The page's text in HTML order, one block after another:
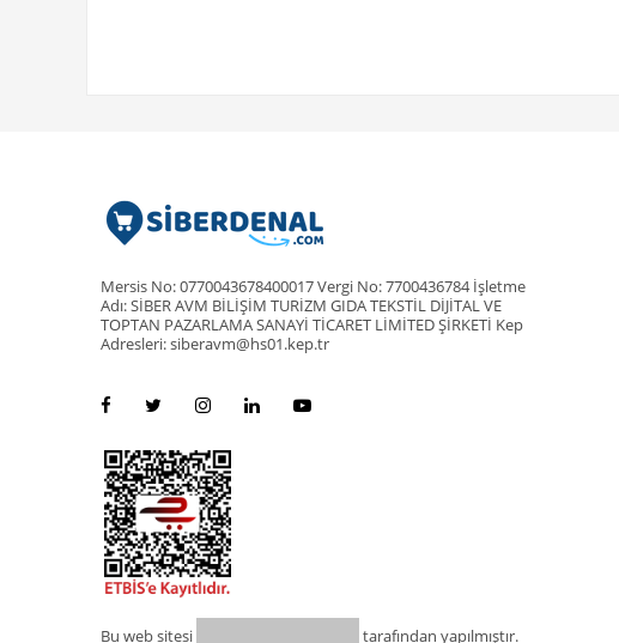
Mersis No: 0770043678400017 Vergi No: 7700436784 İşletme
Adı: SİBER AVM BİLİŞİM TURİZM GIDA TEKSTİL DİJİTAL VE
TOPTAN PAZARLAMA SANAYİ TİCARET LİMİTED ŞİRKETİ Kep
Adresleri: siberavm@hs01.kep.tr
Bu web sitesi tarafından yapılmıştır.